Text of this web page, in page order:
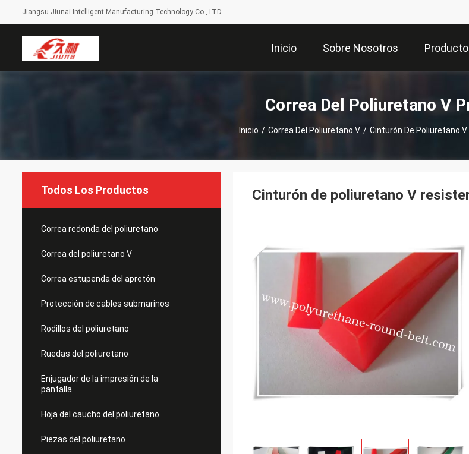
Jiangsu Jiunai Intelligent Manufacturing Technology Co., LTD
Inicio Sobre Nosotros
Correa Del Poliuretano V
Inicio / Correa Del Poliuretano V / Cinturón De Poliuretano
Todos Los Productos
Correa redonda del poliuretano
Correa del poliuretano V
Correa estupenda del apretón
Protección de cables submarinos
Rodillos del poliuretano
Ruedas del poliuretano
Enjugador de la impresión de la
pantalla
Hoja del caucho del poliuretano
Piezas del poliuretano
Cinturón de poliuretano V